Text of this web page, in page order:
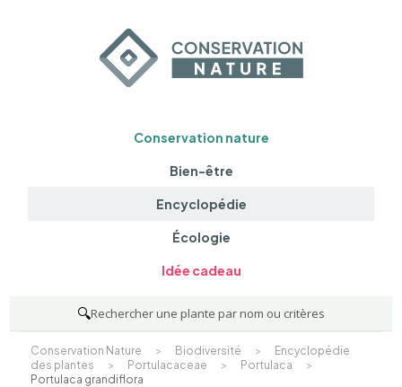
Conservation nature
Bien-être
Encyclopédie
Écologie
Idée cadeau
🔍Rechercher une plante par nom ou critères
Conservation Nature > Biodiversité >
Encyclopédie
des plantes
> Portulacaceae > Portulaca
>
Portulaca grandiflora